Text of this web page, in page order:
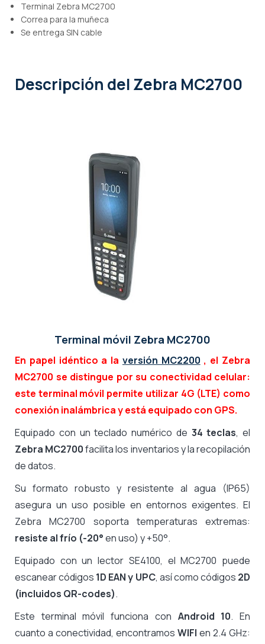
Terminal Zebra MC2700
Correa para la muñeca
Se entrega SIN cable
Descripción del Zebra MC2700
Terminal móvil Zebra MC2700
En papel idéntico a la versión MC2200 , el Zebra
MC2700 se distingue por su conectividad celular:
este terminal móvil permite utilizar 4G (LTE) como
conexión inalámbrica y está equipado con GPS.
Equipado con un teclado numérico de 34 teclas, el
Zebra MC2700facilita los inventarios y la recopilación
de datos.
Su formato robusto y resistente al agua (IP65)
asegura un uso posible en entornos exigentes. El
Zebra MC2700 soporta temperaturas extremas:
resiste al frío (-20°en uso) y +50°.
Equipado con un lector SE4100, el MC2700 puede
escanear códigos 1D EAN y UPC, así como códigos 2D
(incluidos QR-codes).
Este terminal móvil funciona con Android 10. En
cuanto a conectividad, encontramos WIFI en 2.4 GHz: